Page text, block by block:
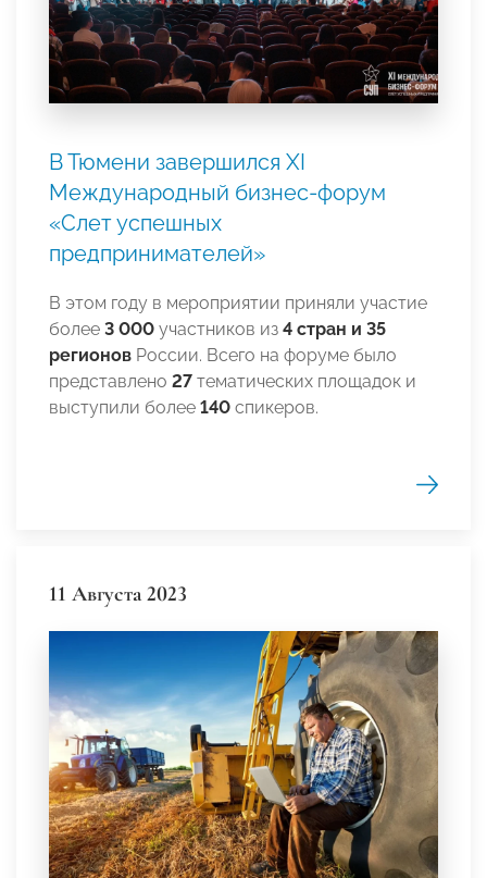
В Тюмени завершился XI
Международный бизнес-форум
«Слет успешных
предпринимателей»
В этом году в мероприятии приняли участие
более 3 000 участников из 4 стран и 35
регионов России. Всего на форуме было
представлено 27 тематических площадок и
выступили более 140 спикеров.
11 Августа 2023